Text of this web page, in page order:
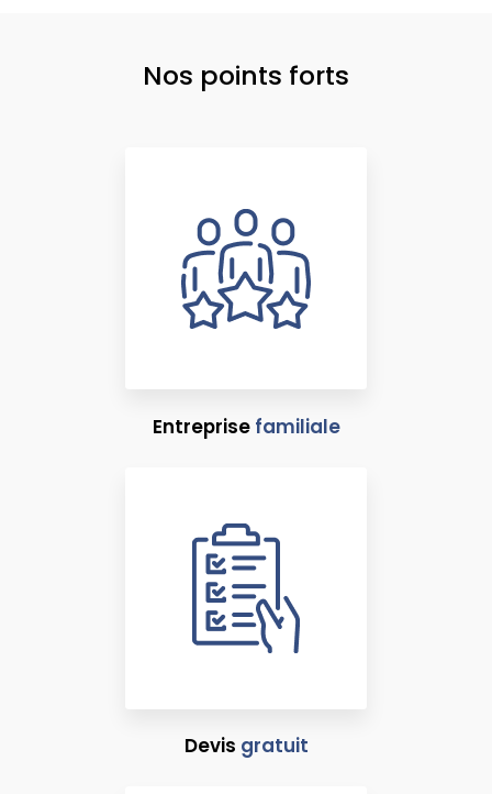
Nos points forts
Entreprise familiale
Devis gratuit